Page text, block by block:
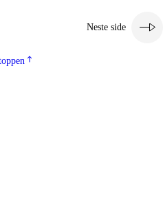
Neste side